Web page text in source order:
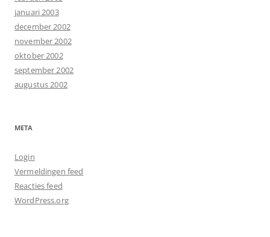
januari 2003
december 2002
november 2002
oktober 2002
september 2002
augustus 2002
META
Login
Vermeldingen feed
Reacties feed
WordPress.org